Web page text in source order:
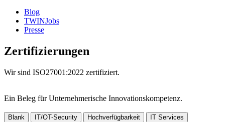
Blog
TWINJobs
Presse
Zertifizierungen
Wir sind ISO27001:2022 zertifiziert.
Ein Beleg für Unternehmer­ische Innovations­kompetenz.
Blank IT/OT-Security Hochverfügbarkeit
IT Services